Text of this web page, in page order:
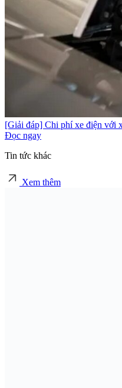
[Giải đáp] Chi phí xe điện với
Đọc ngay
Tin tức khác
Xem thêm